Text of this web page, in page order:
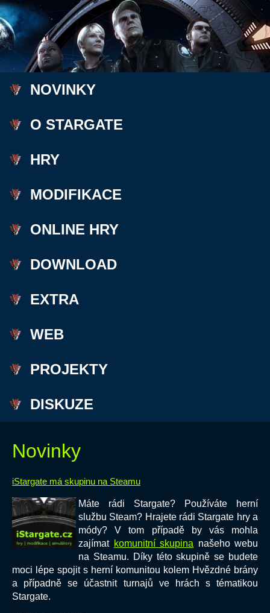
NOVINKY
O STARGATE
HRY
MODIFIKACE
ONLINE HRY
DOWNLOAD
EXTRA
WEB
PROJEKTY
DISKUZE
Novinky
iStargate má skupinu na Steamu
Máte rádi Stargate? Používáte herní
službu Steam? Hrajete rádi Stargate hry a
módy? V tom případě by vás mohla
zajímat komunitní skupina našeho webu
na Steamu. Díky této skupině se budete
moci lépe spojit s herní komunitou kolem Hvězdné brány
a případně se účastnit turnajů ve hrách s tématikou
Stargate.